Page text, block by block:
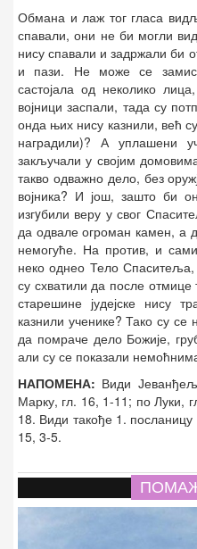
Обмана и лаж тог гласа
спавали, они не би могли
нису спавали и задржали би
и пази. Не може се
састојала од неколико
војници заспали, тада су
онда њих нису казнили, већ
наградили)? А уплашени
закључали у својим
такво одважно дело, без
војника? И још, зашто би
изгyбили веру у свог
да одвале огроман камен, а
немогуће. На против, и
неко однео Тело
су схватили да после
старешине јудејске нису
казнили ученике? Тако су се
да помраче дело Божије,
али су се показали
НАПОМЕНА: Види
Марку, гл. 16, 1-11; по Луки,
18. Види такође 1.
15, 3-5.